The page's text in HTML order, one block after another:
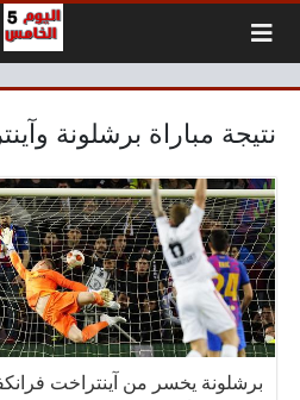
نتيجة مباراة برشلونة
برشلونة يخسر من آينتراخت